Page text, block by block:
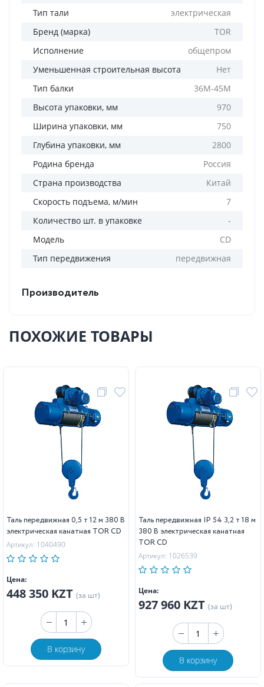
Тип тали
электрическая
Бренд (марка)
TOR
Исполнение
общепром
Уменьшенная строительная высота
Нет
Тип балки
36М-45М
Высота упаковки, мм
970
Ширина упаковки, мм
750
Глубина упаковки, мм
2800
Родина бренда
Россия
Страна производства
Китай
Скорость подъема, м/мин
7
Количество шт. в упаковке
-
Модель
CD
Тип передвижения
передвижная
Производитель
ПОХОЖИЕ ТОВАРЫ
Таль передвижная 0,5 т 12 м 380 В
электрическая канатная TOR CD
Артикул: 1040490
Цена:
448 350 KZT (за шт)
В корзину
Таль передвижная IP 54 3,2 т 18 м
380 В электрическая канатная
TOR CD
Артикул: 1026539
Цена:
927 960 KZT (за шт)
В корзину